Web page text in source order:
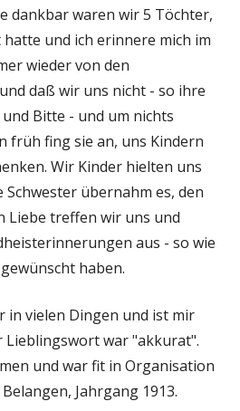
dankbar waren wir 5 Töchter,
und ich erinnere mich im
wieder von den
daß wir uns nicht - so ihre
Bitte - und um nichts
früh fing sie an, uns Kindern
Wir Kinder hielten uns
Schwester übernahm es, den
Liebe treffen wir uns und
aus - so wie
haben.
in vielen Dingen und ist mir
Lieblingswort war "akkurat".
und war fit in Organisation
Jahrgang 1913.